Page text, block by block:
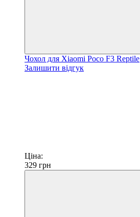
Чохол для Xiaomi Poco F3 Reptile
Залишити відгук
Ціна:
329 грн